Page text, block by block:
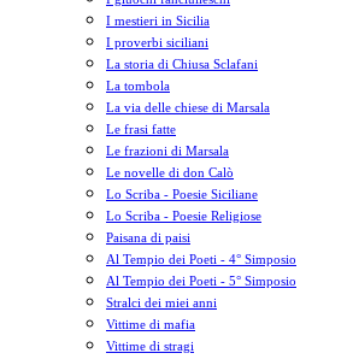
I mestieri in Sicilia
I proverbi siciliani
La storia di Chiusa Sclafani
La tombola
La via delle chiese di Marsala
Le frasi fatte
Le frazioni di Marsala
Le novelle di don Calò
Lo Scriba - Poesie Siciliane
Lo Scriba - Poesie Religiose
Paisana di paisi
Al Tempio dei Poeti - 4° Simposio
Al Tempio dei Poeti - 5° Simposio
Stralci dei miei anni
Vittime di mafia
Vittime di stragi